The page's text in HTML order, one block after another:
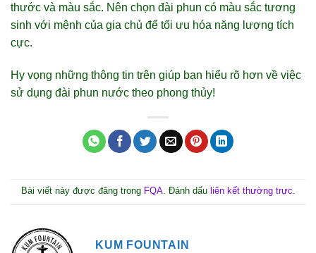
thước và màu sắc. Nên chọn đài phun có màu sắc tương
sinh với mệnh của gia chủ để tối ưu hóa năng lượng tích
cực.
Hy vọng những thông tin trên giúp bạn hiểu rõ hơn về việc
sử dụng đài phun nước theo phong thủy!
Bài viết này được đăng trong FQA. Đánh dấu liên kết thường trực.
KUM FOUNTAIN